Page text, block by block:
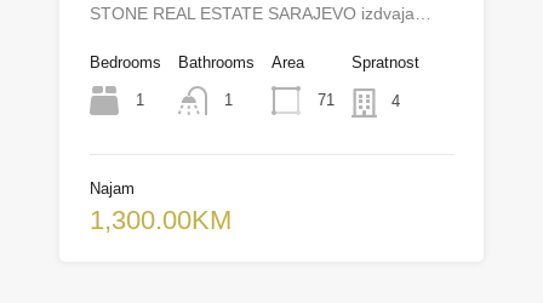
STONE REAL ESTATE SARAJEVO izdvaja…
Bedrooms
1
Bathrooms
1
Area
71
Spratnost
4
Najam
1,300.00KM